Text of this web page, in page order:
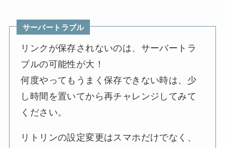
サーバートラブル
リンクが保存されないのは、サーバートラ
ブルの可能性が大！
何度やってもうまく保存できない時は、少
し時間を置いてから再チャレンジしてみて
ください。
リトリンの設定変更はスマホだけでなく、